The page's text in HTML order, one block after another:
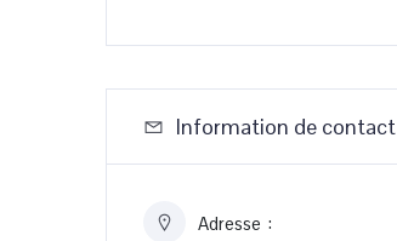
Information de contact
Adresse